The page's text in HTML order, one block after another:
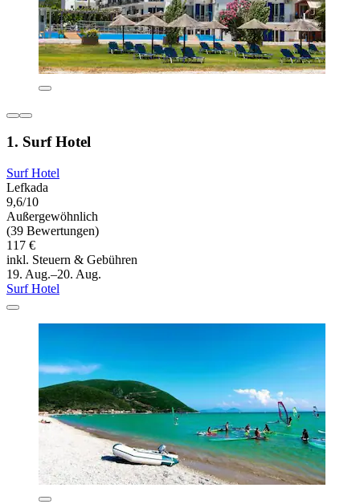
1. Surf Hotel
Surf Hotel
Lefkada
9,6/10
Außergewöhnlich
(39 Bewertungen)
117 €
inkl. Steuern & Gebühren
19. Aug.–20. Aug.
Surf Hotel